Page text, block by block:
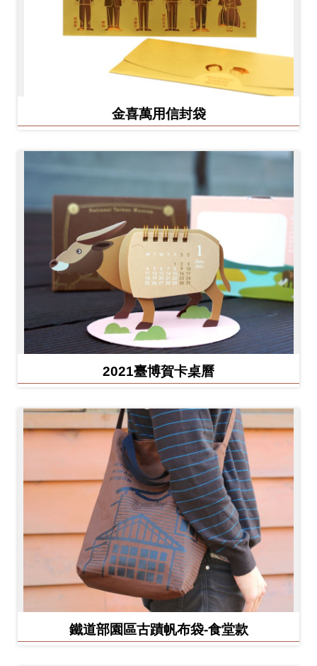
金喜萬用信封袋
2021臺博賀卡桌曆
鐵道部園區古蹟帆布袋-食堂款